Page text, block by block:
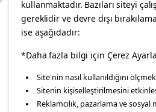
facebooktwitterinstagram
linkedin
Konumunuzu Seçin
İnternetten vereceğiniz
içerikleri görebilmek için lütfen
kullanmaktadır. Bazıları siteyi
gereklidir ve devre dışı
ise aşağıdadır:
*Daha fazla bilgi için Çerez
Site'nin nasıl kullanıldığını
Sitenin kişiselleştirilmesini
Reklamcılık, pazarlama ve sosyal